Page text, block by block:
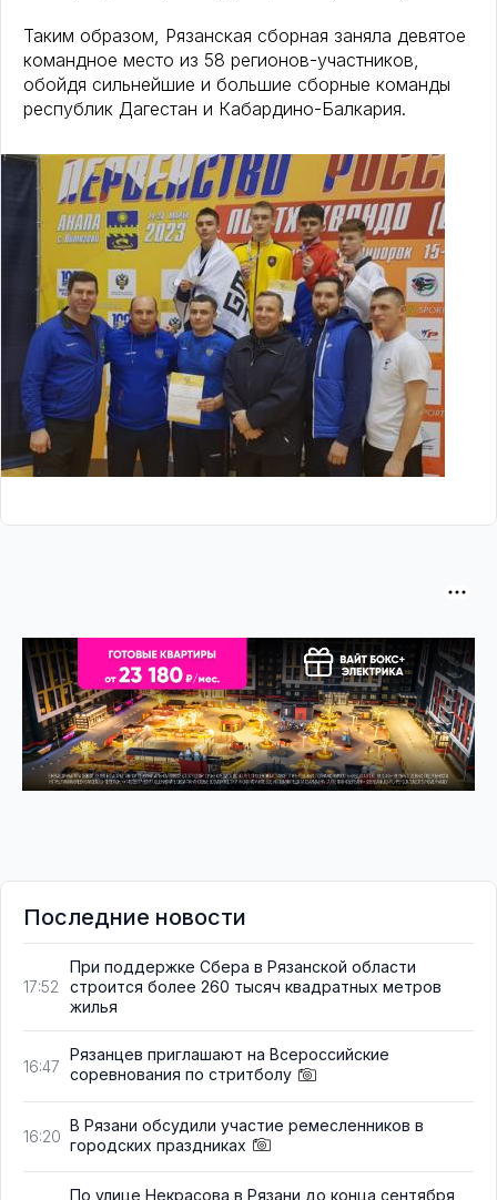
Таким образом, Рязанская сборная заняла девятое
командное место из 58 регионов-участников,
обойдя сильнейшие и большие сборные команды
республик Дагестан и Кабардино-Балкария.
Последние новости
17:52
При поддержке Сбера в Рязанской области
строится более 260 тысяч квадратных метров
жилья
16:47
Рязанцев приглашают на Всероссийские
соревнования по стритболу
16:20
В Рязани обсудили участие ремесленников в
городских праздниках
По улице Некрасова в Рязани до конца сентября